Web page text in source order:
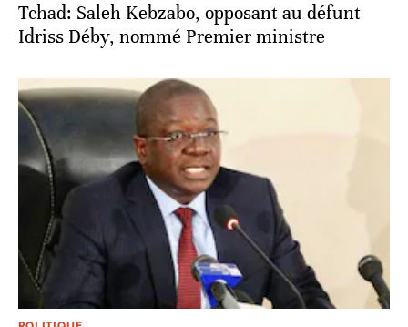
Tchad: Saleh Kebzabo, opposant au défunt
Idriss Déby, nommé Premier ministre